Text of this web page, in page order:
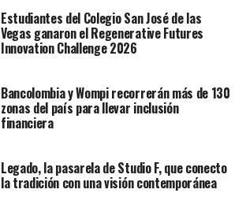
Estudiantes del Colegio San José de las
Vegas ganaron el Regenerative Futures
Innovation Challenge 2026
Bancolombia y Wompi recorrerán más de 130
zonas del país para llevar inclusión
financiera
Legado, la pasarela de Studio F, que conecto
la tradición con una visión contemporánea